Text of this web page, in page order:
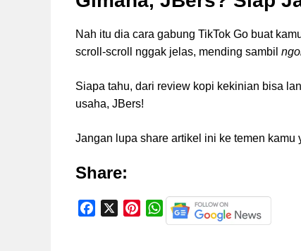
Nah itu dia cara gabung TikTok Go buat
scroll-scroll nggak jelas, mending sambil
Siapa tahu, dari review kopi kekinian bisa
usaha, JBers!
Jangan lupa share artikel ini ke temen
Share:
W
h